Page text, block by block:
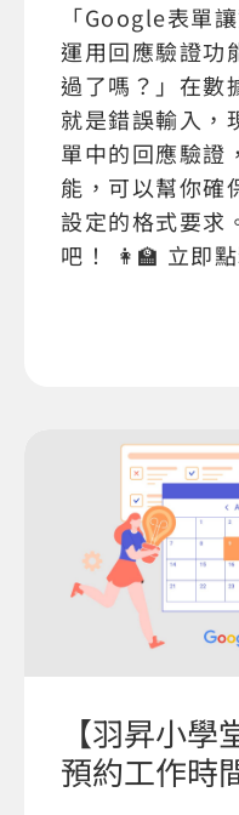
「Google表單
運用回應驗證功
過了嗎？」在數
就是錯誤輸入，
單中的回應驗證
能，可以幫你確
設定的格式要求
吧！ 👩‍🏫 立即
【羽昇小
預約工作時